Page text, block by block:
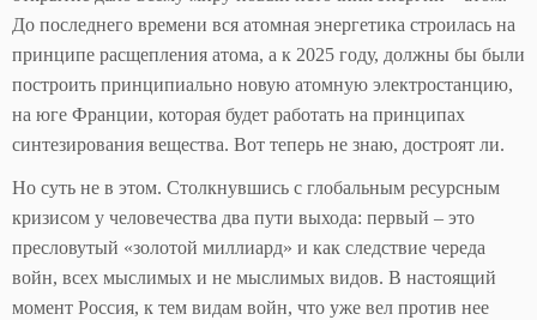
До последнего времени вся атомная энергетика строилась на
принципе расщепления атома, а к 2025 году, должны бы были
построить принципиально новую атомную электростанцию,
на юге Франции, которая будет работать на принципах
синтезирования вещества. Вот теперь не знаю, достроят ли.
Но суть не в этом. Столкнувшись с глобальным ресурсным
кризисом у человечества два пути выхода: первый – это
пресловутый «золотой миллиард» и как следствие череда
войн, всех мыслимых и не мыслимых видов. В настоящий
момент Россия, к тем видам войн, что уже вел против нее